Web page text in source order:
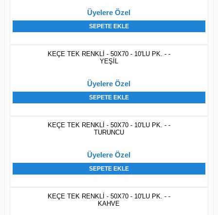
Üyelere Özel
SEPETE EKLE
KEÇE TEK RENKLİ - 50X70 - 10'LU PK. - -
YEŞİL
Üyelere Özel
SEPETE EKLE
KEÇE TEK RENKLİ - 50X70 - 10'LU PK. - -
TURUNCU
Üyelere Özel
SEPETE EKLE
KEÇE TEK RENKLİ - 50X70 - 10'LU PK. - -
KAHVE